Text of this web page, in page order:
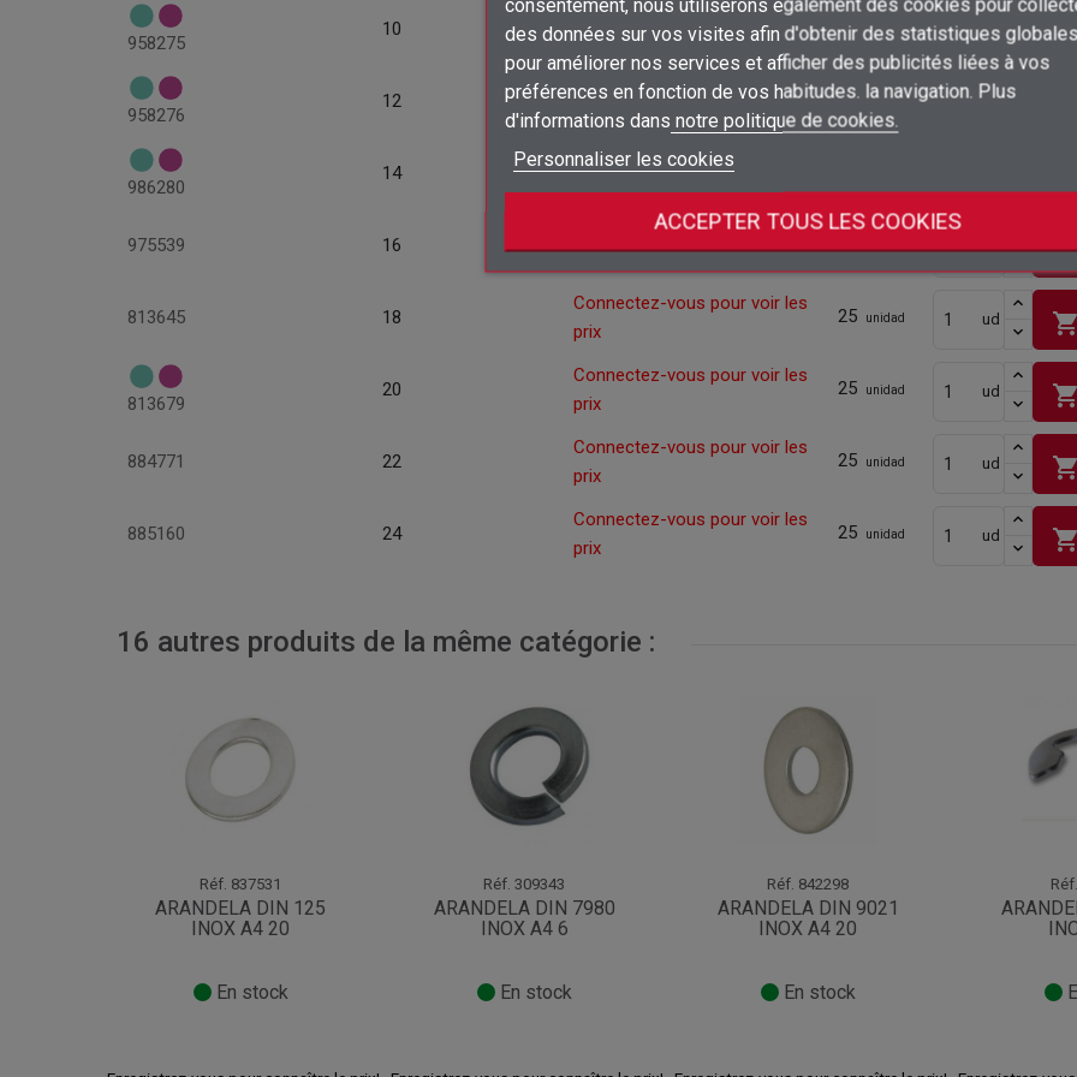
Ajouter à ma liste d'envies ×
add_circle_outline
Créer une nouvelle liste
Nom de la liste d'envies
Annuler
Connexion
Vous devez être connecté pour ajouter des produits à votre liste d'envies.
consentement, nous utiliserons également des cookies pour
des données sur vos visites afin d'obtenir des statistiques globales
pour améliorer nos services et afficher des publicités liées à vos
préférences en fonction de vos habitudes. la navigation. Plus
d'informations dans notre politique de cookies.
Personnaliser les cookies
ACCEPTER TOUS LES COOKIES
958275
10
Connectez-vous pour voir les
prix
200 unidad ud shopping_cart
958276
12
Connectez-vous pour voir les
prix
100 unidad ud
986280
14
Connectez-vous pour voir les
prix
975539 16
Connectez-vous pour voir les
50 unidad ud
813645 18
Connectez-vous pour voir les
prix
25 unidad ud shopping_cart
813679
20
Connectez-vous pour voir les
prix
25 unidad ud shopping_cart
884771 22
Connectez-vous pour voir les
prix
25 unidad ud shopping_cart
885160 24
Connectez-vous pour voir les
prix
25 unidad ud shopping_cart
16 autres produits de la même catégorie :
Réf. 837531
ARANDELA DIN 125
INOX A4 20
En stock
Réf. 309343
ARANDELA DIN 7980
INOX A4 6
En stock
Réf. 842298
ARANDELA DIN 9021
INOX A4 20
En stock
Réf.